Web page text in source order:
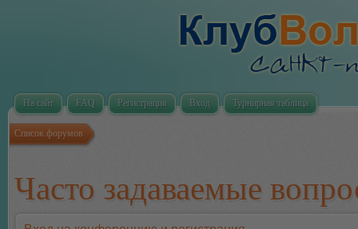
На сайт FAQ Регистрация Вход Турнирная таблица
Список форумов
Часто задаваемые